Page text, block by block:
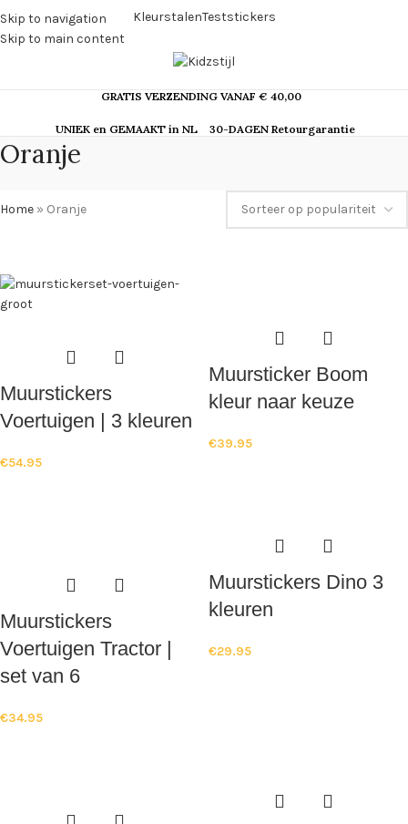
Skip to navigation
Skip to main content
KleurstalenTeststickers
GRATIS VERZENDING VANAF € 40,00
UNIEK en GEMAAKT in NL 30-DAGEN Retourgarantie
Oranje
Home » Oranje
Muurstickers
Voertuigen | 3 kleuren
€54.95
Muursticker Boom
kleur naar keuze
€39.95
Muurstickers
Voertuigen Tractor |
set van 6
€34.95
Muurstickers Dino 3
kleuren
€29.95